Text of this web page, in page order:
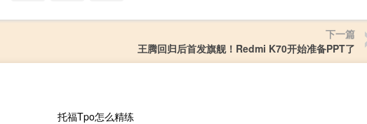
下一篇
王腾回归后首发旗舰！Redmi K70开始准备PPT了
托福Tpo怎么精练